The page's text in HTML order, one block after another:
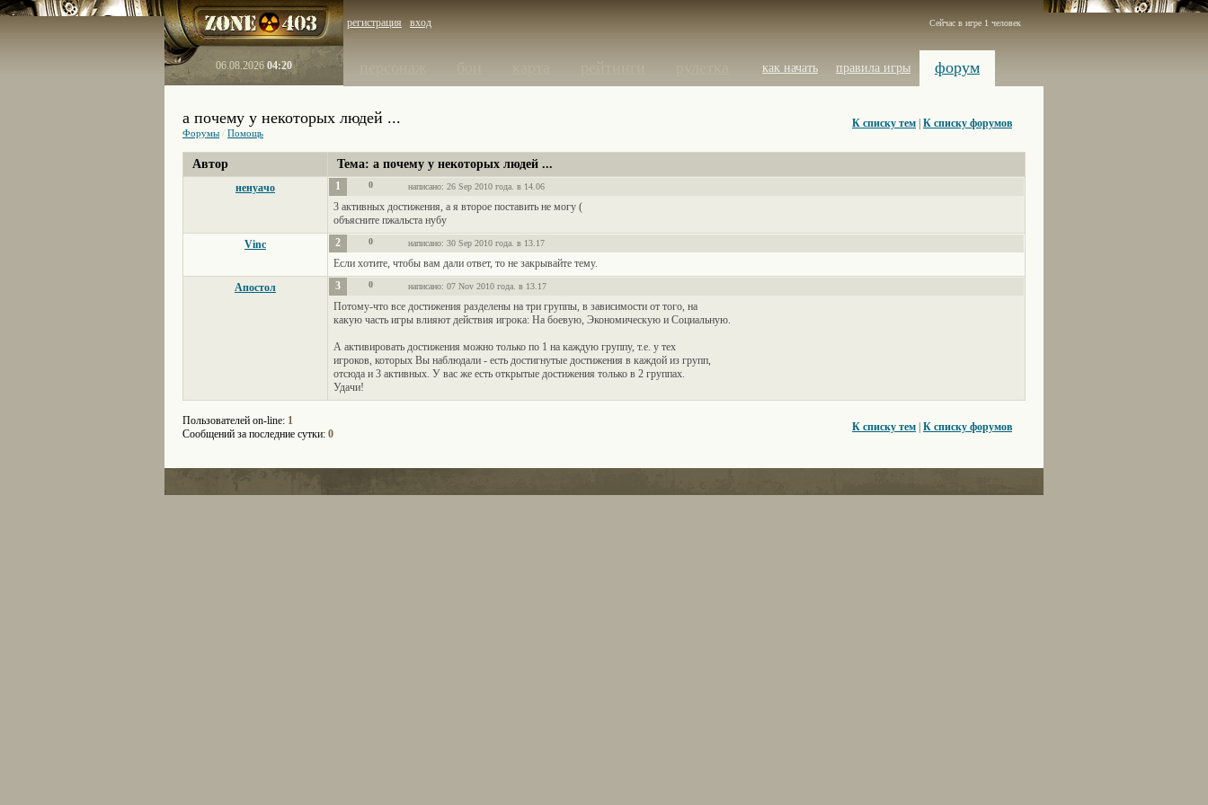
регистрация вход Сейчас в игре 1 человек
06.08.2026 04:20 как начать правила игры форум
а почему у некоторых людей ...
Форумы / Помощь
К списку тем К списку форумов
Автор Тема: а почему у некоторых людей ...
ненуачо 1 0 написано: 26 Sep 2010 года. в 14.06
3 активных достижения, а я второе поставить не могу (
объясните пжальста нубу
Vinc
2 0 написано: 30 Sep 2010 года. в 13.17
Если хотите, чтобы вам дали ответ, то не закрывайте тему.
Апостол
3 0 написано: 07 Nov 2010 года. в 13.17
Потому-что все достижения разделены на три группы, в зависимости от того, на
какую часть игры влияют действия игрока: На боевую, Экономическую и Социальную.
А активировать достижения можно только по 1 на каждую группу, т.е. у тех
игроков, которых Вы наблюдали - есть достигнутые достижения в каждой из групп,
отсюда и 3 активных. У вас же есть открытые достижения только в 2 группах.
Удачи!
Пользователей on-line: 1
Сообщений за последние сутки: 0
К списку тем К списку форумов